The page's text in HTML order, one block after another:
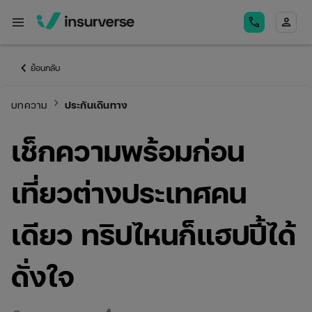
menu call person
keyboard_arrow_left ย้อนกลับ
บทความ keyboard_arrow_right ประกันเดินทาง
เช็กความพร้อมก่อน
เที่ยวต่างประเทศคน
เดียว ทริปไหนก็แฮปปี้ได้
ดั่งใจ